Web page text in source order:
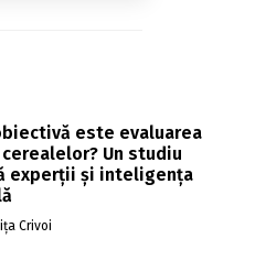
este evaluarea
Un studiu
experții și inteligența
Crivoi